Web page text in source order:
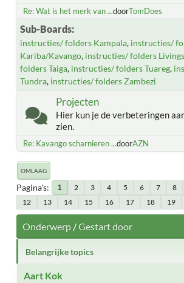
Re: Wat is het merk van ...doorTomDoes
Sub-Boards
instructies/ folders Kampala instructies/
Kariba/Kavango instructies/ folders
folders Taiga instructies/ folders Tuareg
Tundra instructies/ folders Zambezi
Projecten
Hier kun je de verbeteringen
zien.
Re: Kavango scharnieren ...doorAZN
OMLAAG
Pagina's 1 2 3 4 5 6 7 8
12
13 14 15 16 17 18 19
Onderwerp/Gestart door
Belangrijke topics
Aart Kok